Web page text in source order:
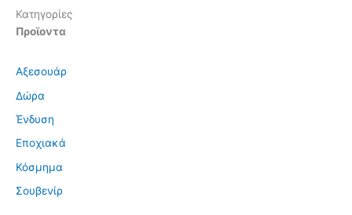
Κατηγορίες
Προϊοντα
Αξεσουάρ
Δώρα
Ένδυση
Εποχιακά
Κόσμημα
Σουβενίρ